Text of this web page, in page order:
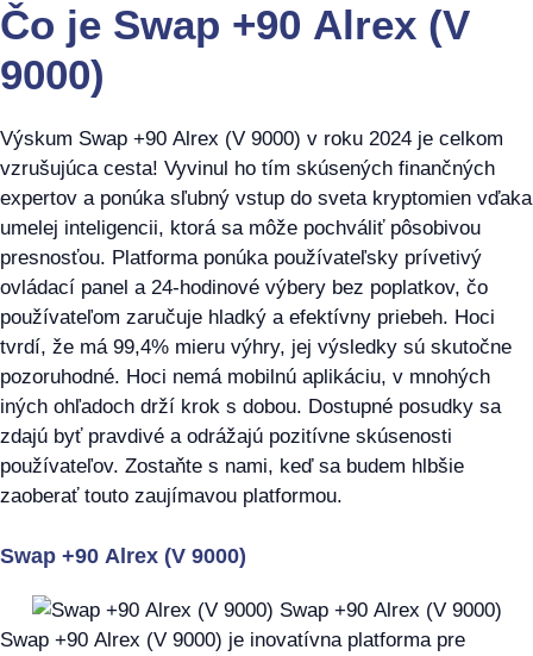
Čo je Swap +90 Alrex (V
9000)
Výskum Swap +90 Alrex (V 9000) v roku 2024 je celkom
vzrušujúca cesta! Vyvinul ho tím skúsených finančných
expertov a ponúka sľubný vstup do sveta kryptomien vďaka
umelej inteligencii, ktorá sa môže pochváliť pôsobivou
presnosťou. Platforma ponúka používateľsky prívetivý
ovládací panel a 24-hodinové výbery bez poplatkov, čo
používateľom zaručuje hladký a efektívny priebeh. Hoci
tvrdí, že má 99,4% mieru výhry, jej výsledky sú skutočne
pozoruhodné. Hoci nemá mobilnú aplikáciu, v mnohých
iných ohľadoch drží krok s dobou. Dostupné posudky sa
zdajú byť pravdivé a odrážajú pozitívne skúsenosti
používateľov. Zostaňte s nami, keď sa budem hlbšie
zaoberať touto zaujímavou platformou.
Swap +90 Alrex (V 9000)
Swap +90 Alrex (V 9000) je inovatívna platforma pre